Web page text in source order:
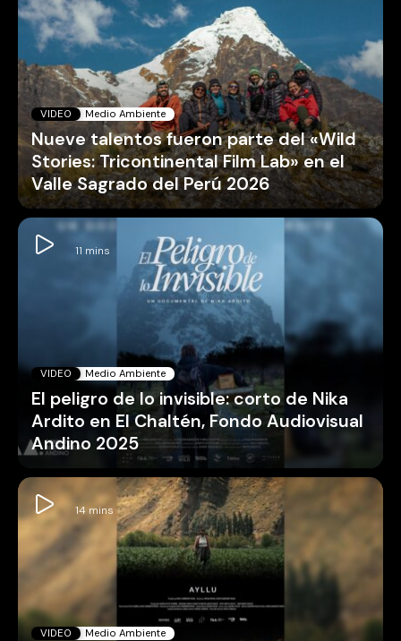
VIDEO Medio Ambiente
Nueve talentos fueron parte del «Wild
Stories: Tricontinental Film Lab» en el
Valle Sagrado del Perú 2026
VIDEO Medio Ambiente
El peligro de lo invisible: corto de Nika
Ardito en El Chaltén, Fondo Audiovisual
Andino 2025
VIDEO Medio Ambiente